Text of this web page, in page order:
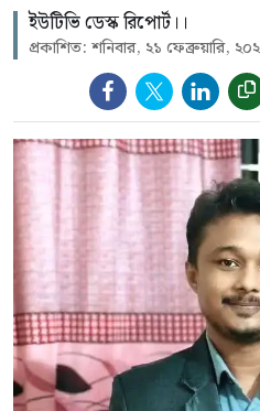
ইউটিভি ডেস্ক রিপোর্ট।।
প্রকাশিত: শনিবার, ২১ ফেব্রুয়ারি,